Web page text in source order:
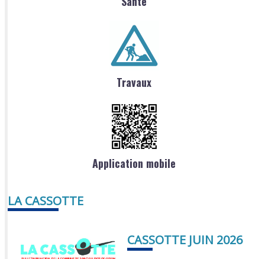
Travaux
Application mobile
LA CASSOTTE
CASSOTTE JUIN 2026